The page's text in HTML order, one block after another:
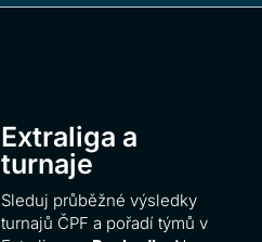
Extraliga a
turnaje
Sleduj průběžné výsledky
turnajů ČPF a pořadí týmů v